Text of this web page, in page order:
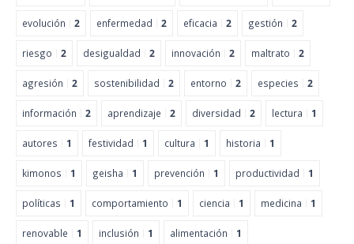
evolución 2 enfermedad 2 eficacia 2 gestión 2
riesgo 2 desigualdad 2 innovación 2 maltrato 2
agresión 2 sostenibilidad 2 entorno 2 especies 2
información 2 aprendizaje 2 diversidad 2 lectura 1
autores 1 festividad 1 cultura 1 historia 1
kimonos 1 geisha 1 prevención 1 productividad 1
políticas 1 comportamiento 1 ciencia 1 medicina 1
renovable 1 inclusión 1 alimentación 1